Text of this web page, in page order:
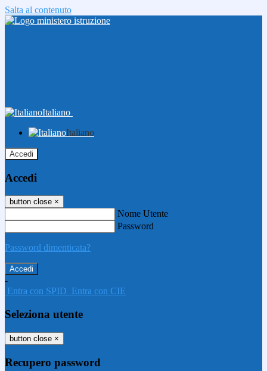
Salta al contenuto
Italiano
Italiano
Accedi
Accedi
button close ×
Nome Utente
Password
Password dimenticata?
-
Entra con SPID Entra con CIE
Seleziona utente
button close ×
Recupero password